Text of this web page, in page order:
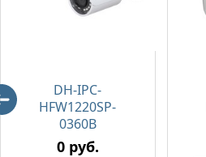
DH-IPC-
HFW1220SP-
0360B
0 руб.